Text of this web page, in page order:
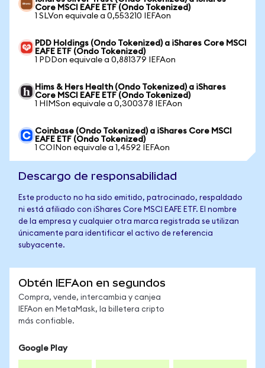
Core MSCI EAFE ETF (Ondo Tokenized)
1 SLVon equivale a 0,553210 IEFAon
PDD Holdings (Ondo Tokenized) a iShares Core MSCI
EAFE ETF (Ondo Tokenized)
1 PDDon equivale a 0,881379 IEFAon
Hims & Hers Health (Ondo Tokenized) a iShares
Core MSCI EAFE ETF (Ondo Tokenized)
1 HIMSon equivale a 0,300378 IEFAon
Coinbase (Ondo Tokenized) a iShares Core MSCI
EAFE ETF (Ondo Tokenized)
1 COINon equivale a 1,4592 IEFAon
Descargo de responsabilidad
Este producto no ha sido emitido, patrocinado, respaldado
ni está afiliado con iShares Core MSCI EAFE ETF. El nombre
de la empresa y cualquier otra marca registrada se utilizan
únicamente para identificar el activo de referencia
subyacente.
Obtén IEFAon en segundos
Compra, vende, intercambia y canjea
IEFAon en MetaMask, la billetera cripto
más confiable.
Google Play